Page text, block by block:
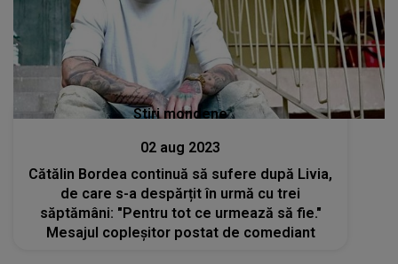
Stiri mondene
02 aug 2023
Cătălin Bordea continuă să sufere după Livia,
de care s-a despărțit în urmă cu trei
săptămâni: "Pentru tot ce urmează să fie."
Mesajul copleșitor postat de comediant